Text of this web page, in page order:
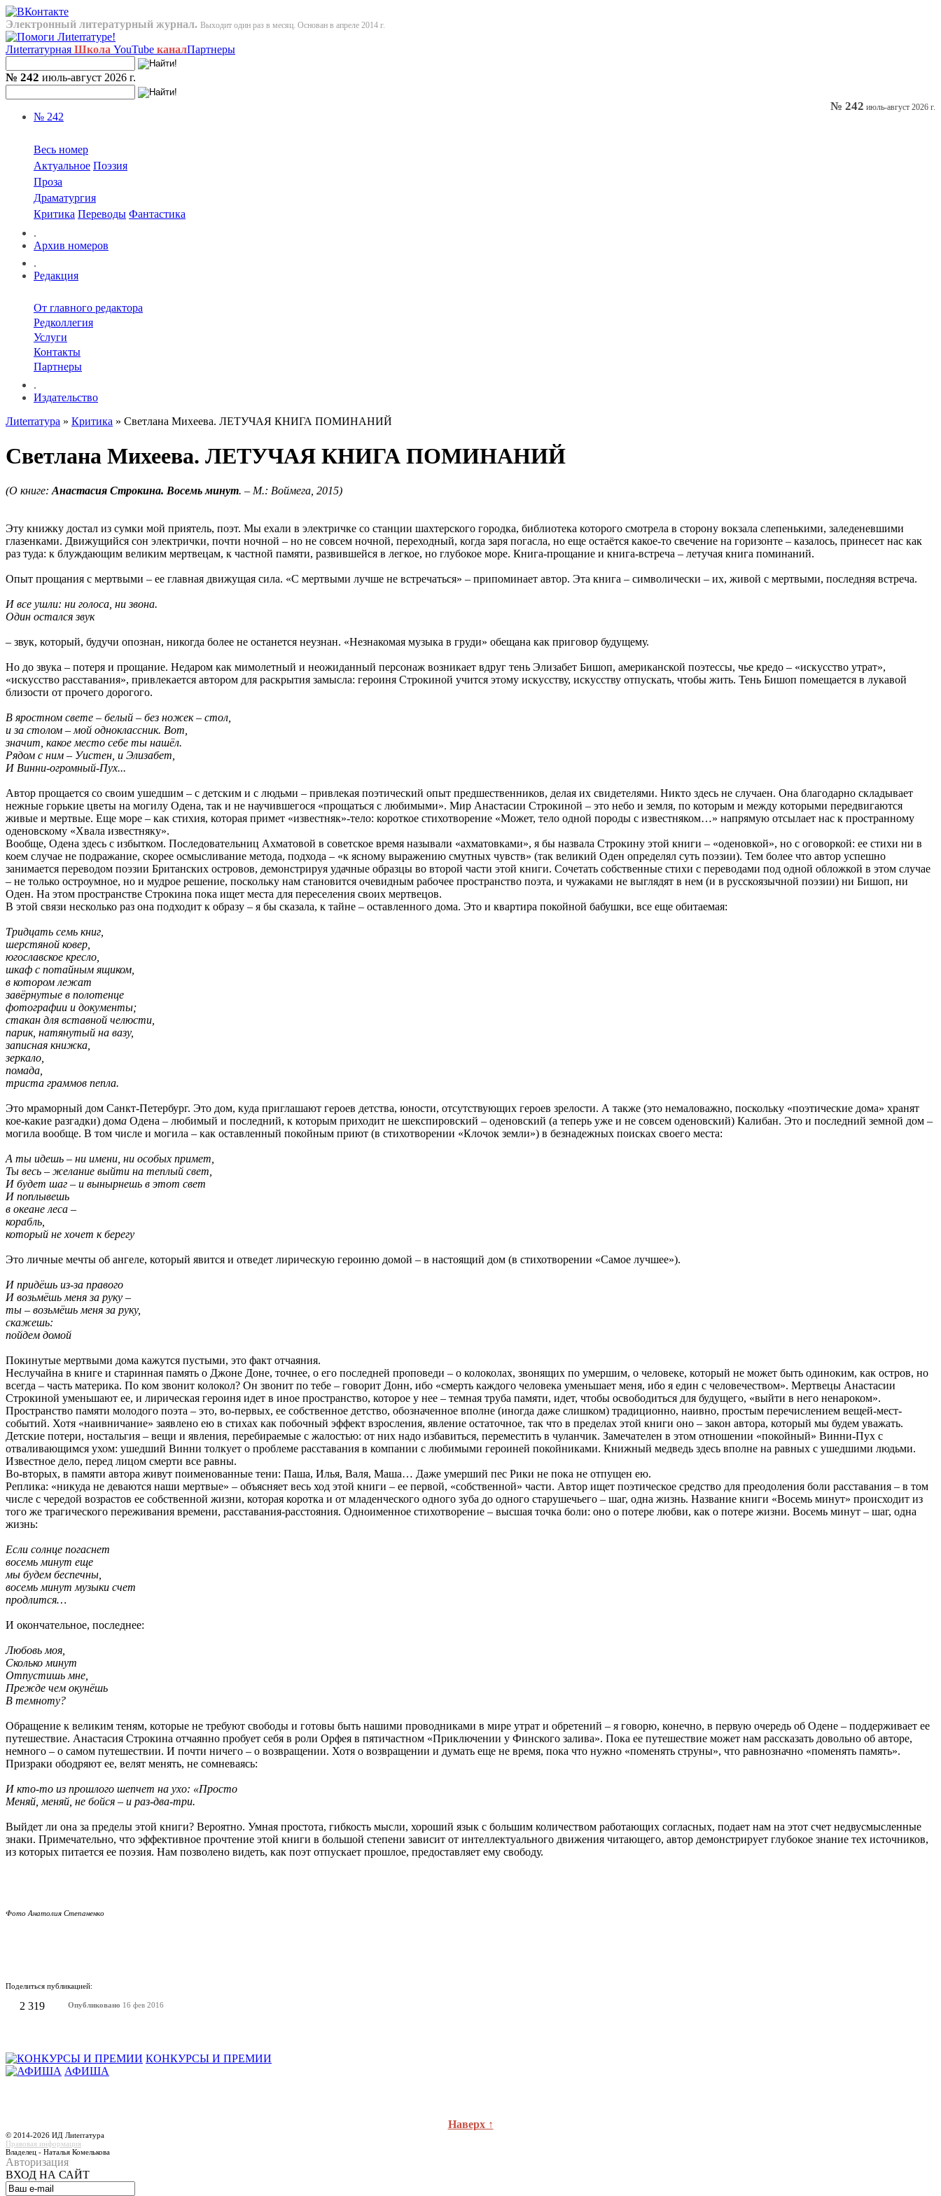
Электронный литературный журнал. Выходит один раз в месяц. Основан в апреле 2014 г.
Лиterraтурная Школа YouTube каналПартнеры
№ 242 июль-август 2026 г.
№ 242
Весь номер
Актуальное Поэзия
Проза
Драматургия
Критика Переводы Фантастика
.
Архив номеров
.
Редакция
От главного редактора
Редколлегия
Услуги
Контакты
Партнеры
.
Издательство
№ 242 июль-август 2026 г.
Лиterraтура » Критика » Светлана Михеева. ЛЕТУЧАЯ КНИГА ПОМИНАНИЙ
Светлана Михеева. ЛЕТУЧАЯ КНИГА ПОМИНАНИЙ
(О книге: Анастасия Строкина. Восемь минут. – М.: Воймега, 2015)
Эту книжку достал из сумки мой приятель, поэт. Мы ехали в электричке со станции шахтерского городка, библиотека которого смотрела в сторону вокзала слепенькими, заледеневшими
глазенками. Движущийся сон электрички, почти ночной – но не совсем ночной, переходный, когда заря погасла, но еще остаётся какое-то свечение на горизонте – казалось, принесет нас как
раз туда: к блуждающим великим мертвецам, к частной памяти, развившейся в легкое, но глубокое море. Книга-прощание и книга-встреча – летучая книга поминаний.
Опыт прощания с мертвыми – ее главная движущая сила. «С мертвыми лучше не встречаться» – припоминает автор. Эта книга – символически – их, живой с мертвыми, последняя встреча.
И все ушли: ни голоса, ни звона.
Один остался звук
– звук, который, будучи опознан, никогда более не останется неузнан. «Незнакомая музыка в груди» обещана как приговор будущему.
Но до звука – потеря и прощание. Недаром как мимолетный и неожиданный персонаж возникает вдруг тень Элизабет Бишоп, американской поэтессы, чье кредо – «искусство утрат»,
«искусство расставания», привлекается автором для раскрытия замысла: героиня Строкиной учится этому искусству, искусству отпускать, чтобы жить. Тень Бишоп помещается в лукавой
близости от прочего дорогого.
В яростном свете – белый – без ножек – стол,
и за столом – мой одноклассник. Вот,
значит, какое место себе ты нашёл.
Рядом с ним – Уистен, и Элизабет,
И Винни-огромный-Пух...
Автор прощается со своим ушедшим – с детским и с людьми – привлекая поэтический опыт предшественников, делая их свидетелями. Никто здесь не случаен. Она благодарно складывает
нежные горькие цветы на могилу Одена, так и не научившегося «прощаться с любимыми». Мир Анастасии Строкиной – это небо и земля, по которым и между которыми передвигаются
живые и мертвые. Еще море – как стихия, которая примет «известняк»-тело: короткое стихотворение «Может, тело одной породы с известняком…» напрямую отсылает нас к пространному
оденовскому «Хвала известняку».
Вообще, Одена здесь с избытком. Последовательниц Ахматовой в советское время называли «ахматовками», я бы назвала Строкину этой книги – «оденовкой», но с оговоркой: ее стихи ни в
коем случае не подражание, скорее осмысливание метода, подхода – «к ясному выражению смутных чувств» (так великий Оден определял суть поэзии). Тем более что автор успешно
занимается переводом поэзии Британских островов, демонстрируя удачные образцы во второй части этой книги. Сочетать собственные стихи с переводами под одной обложкой в этом случае
– не только остроумное, но и мудрое решение, поскольку нам становится очевидным рабочее пространство поэта, и чужаками не выглядят в нем (и в русскоязычной поэзии) ни Бишоп, ни
Оден. На этом пространстве Строкина пока ищет места для переселения своих мертвецов.
В этой связи несколько раз она подходит к образу – я бы сказала, к тайне – оставленного дома. Это и квартира покойной бабушки, все еще обитаемая:
Тридцать семь книг,
шерстяной ковер,
югославское кресло,
шкаф с потайным ящиком,
в котором лежат
завёрнутые в полотенце
фотографии и документы;
стакан для вставной челюсти,
парик, натянутый на вазу,
записная книжка,
зеркало,
помада,
триста граммов пепла.
Это мраморный дом Санкт-Петербург. Это дом, куда приглашают героев детства, юности, отсутствующих героев зрелости. А также (это немаловажно, поскольку «поэтические дома» хранят
кое-какие разгадки) дома Одена – любимый и последний, к которым приходит не шекспировский – оденовский (а теперь уже и не совсем оденовский) Калибан. Это и последний земной дом –
могила вообще. В том числе и могила – как оставленный покойным приют (в стихотворении «Клочок земли») в безнадежных поисках своего места:
А ты идешь – ни имени, ни особых примет,
Ты весь – желание выйти на теплый свет,
И будет шаг – и вынырнешь в этот свет
И поплывешь
в океане леса –
корабль,
который не хочет к берегу
Это личные мечты об ангеле, который явится и отведет лирическую героиню домой – в настоящий дом (в стихотворении «Самое лучшее»).
И придёшь из-за правого
И возьмёшь меня за руку –
ты – возьмёшь меня за руку,
скажешь:
пойдем домой
Покинутые мертвыми дома кажутся пустыми, это факт отчаяния.
Неслучайна в книге и старинная память о Джоне Доне, точнее, о его последней проповеди – о колоколах, звонящих по умершим, о человеке, который не может быть одиноким, как остров, но
всегда – часть материка. По ком звонит колокол? Он звонит по тебе – говорит Донн, ибо «смерть каждого человека уменьшает меня, ибо я един с человечеством». Мертвецы Анастасии
Строкиной уменьшают ее, и лирическая героиня идет в иное пространство, которое у нее – темная труба памяти, идет, чтобы освободиться для будущего, «выйти в него ненароком».
Пространство памяти молодого поэта – это, во-первых, ее собственное детство, обозначенное вполне (иногда даже слишком) традиционно, наивно, простым перечислением вещей-мест-
событий. Хотя «наивничание» заявлено ею в стихах как побочный эффект взросления, явление остаточное, так что в пределах этой книги оно – закон автора, который мы будем уважать.
Детские потери, ностальгия – вещи и явления, перебираемые с жалостью: от них надо избавиться, переместить в чуланчик. Замечателен в этом отношении «покойный» Винни-Пух с
отваливающимся ухом: ушедший Винни толкует о проблеме расставания в компании с любимыми героиней покойниками. Книжный медведь здесь вполне на равных с ушедшими людьми.
Известное дело, перед лицом смерти все равны.
Во-вторых, в памяти автора живут поименованные тени: Паша, Илья, Валя, Маша… Даже умерший пес Рики не пока не отпущен ею.
Реплика: «никуда не деваются наши мертвые» – объясняет весь ход этой книги – ее первой, «собственной» части. Автор ищет поэтическое средство для преодоления боли расставания – в том
числе с чередой возрастов ее собственной жизни, которая коротка и от младенческого одного зуба до одного старушечьего – шаг, одна жизнь. Название книги «Восемь минут» происходит из
того же трагического переживания времени, расставания-расстояния. Одноименное стихотворение – высшая точка боли: оно о потере любви, как о потере жизни. Восемь минут – шаг, одна
жизнь:
Если солнце погаснет
восемь минут еще
мы будем беспечны,
восемь минут музыки счет
продлится…
И окончательное, последнее:
Любовь моя,
Сколько минут
Отпустишь мне,
Прежде чем окунёшь
В темноту?
Обращение к великим теням, которые не требуют свободы и готовы быть нашими проводниками в мире утрат и обретений – я говорю, конечно, в первую очередь об Одене – поддерживает ее
путешествие. Анастасия Строкина отчаянно пробует себя в роли Орфея в пятичастном «Приключении у Финского залива». Пока ее путешествие может нам рассказать довольно об авторе,
немного – о самом путешествии. И почти ничего – о возвращении. Хотя о возвращении и думать еще не время, пока что нужно «поменять струны», что равнозначно «поменять память».
Призраки ободряют ее, велят менять, не сомневаясь:
И кто-то из прошлого шепчет на ухо: «Просто
Меняй, меняй, не бойся – и раз-два-три.
Выйдет ли она за пределы этой книги? Вероятно. Умная простота, гибкость мысли, хороший язык с большим количеством работающих согласных, подает нам на этот счет недвусмысленные
знаки. Примечательно, что эффективное прочтение этой книги в большой степени зависит от интеллектуального движения читающего, автор демонстрирует глубокое знание тех источников,
из которых питается ее поэзия. Нам позволено видеть, как поэт отпускает прошлое, предоставляет ему свободу.
Фото Анатолия Степаненко
Поделиться публикацией:
2 319 Опубликовано 16 фев 2016
КОНКУРСЫ И ПРЕМИИ
АФИША
Наверх ↑
© 2014-2026 ИД Лиterraтура
Правовая информация
Владелец - Наталья Комелькова
Авторизация
ВХОД НА САЙТ